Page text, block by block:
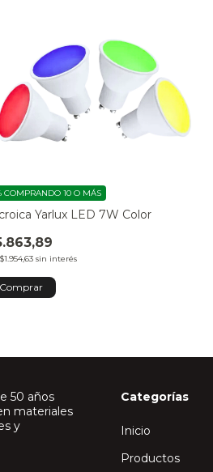
Yarlux LED 7W Color
$1.954,63 sin interés
COMPRANDO 10 O MÁS
Comprar
50 años
materiales
y
Categorías
Inicio
Productos